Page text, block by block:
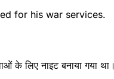
for his war services.
के लिए नाइट बनाया गया था।